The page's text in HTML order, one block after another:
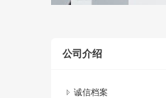
公司介绍
诚信档案